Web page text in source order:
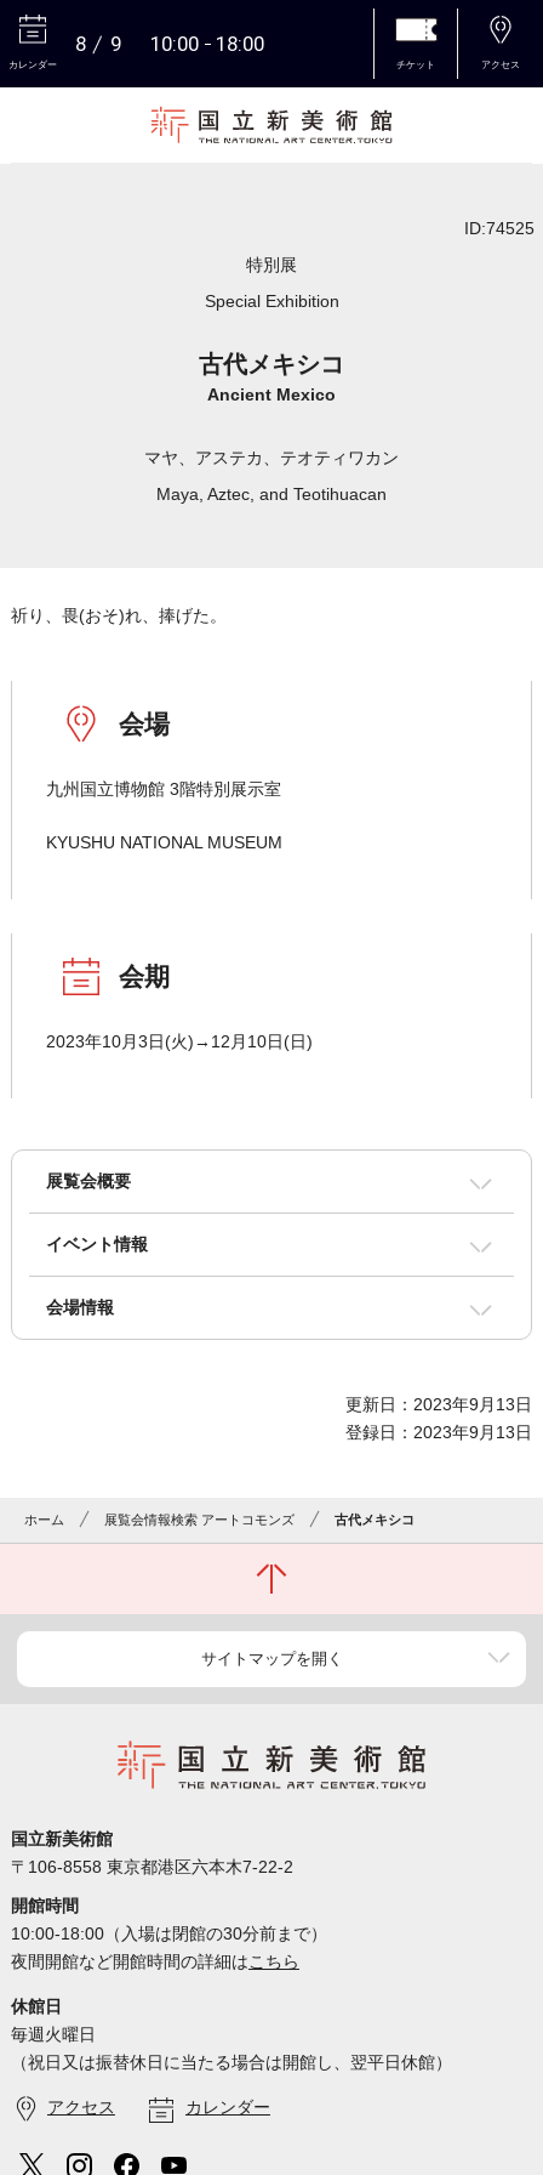
カレンダー
8 9 10:00 18:00
チケット アクセス
ID:74525
特別展
Special Exhibition
古代メキシコ
Ancient Mexico
マヤ、アステカ、テオティワカン
Maya, Aztec, and Teotihuacan
祈り、畏(おそ)れ、捧げた。
会場
九州国立博物館 3階特別展示室
KYUSHU NATIONAL MUSEUM
会期
2023年10月3日(火)→12月10日(日)
展覧会概要
イベント情報
会場情報
更新日：2023年9月13日
登録日：2023年9月13日
ホーム 展覧会情報検索 アートコモンズ 古代メキシコ
サイトマップを開く
国立新美術館
〒106-8558 東京都港区六本木7-22-2
開館時間
10:00-18:00（入場は閉館の30分前まで）
夜間開館など開館時間の詳細はこちら
休館日
毎週火曜日
（祝日又は振替休日に当たる場合は開館し、翌平日休館）
アクセス カレンダー